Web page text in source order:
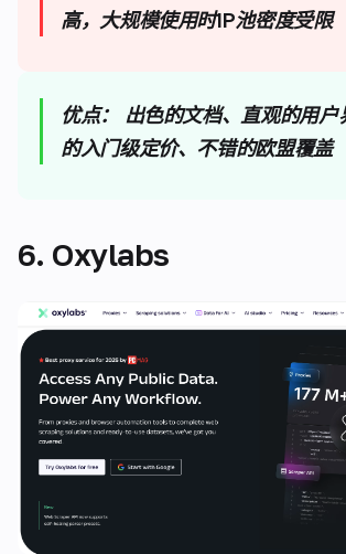
高，大规模使用时IP池密度受限
优点：
出色的文档、直观的用户
的入门级定价、不错的欧盟覆盖
6. Oxylabs